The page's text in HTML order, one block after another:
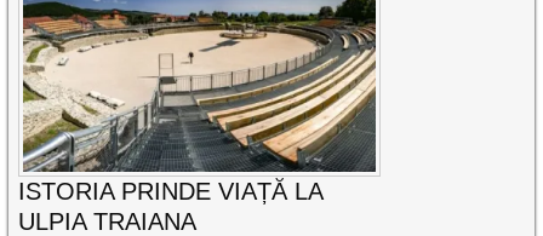
ISTORIA PRINDE VIAȚĂ LA
ULPIA TRAIANA